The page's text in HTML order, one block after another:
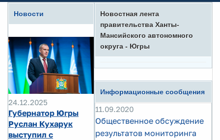
Новости
24.12.2025
Губернатор Югры
Руслан Кухарук
выступил с
Новостная лента
правительства Ханты-
Мансийского автономного
округа - Югры
Информационные сообщения
11.09.2020
Общественное обсуждение
результатов мониторинга